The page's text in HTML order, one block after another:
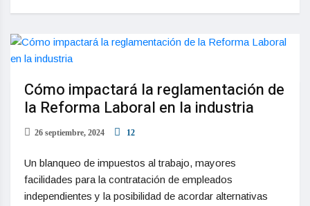
Cómo impactará la reglamentación de
la Reforma Laboral en la industria
26 septiembre, 2024 12
Un blanqueo de impuestos al trabajo, mayores
facilidades para la contratación de empleados
independientes y la posibilidad de acordar alternativas